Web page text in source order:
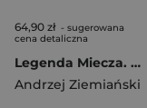
64,90 zł - sugerowana
cena detaliczna
Legenda Miecza. Ona. Virion. Tom 2
Andrzej Ziemiański